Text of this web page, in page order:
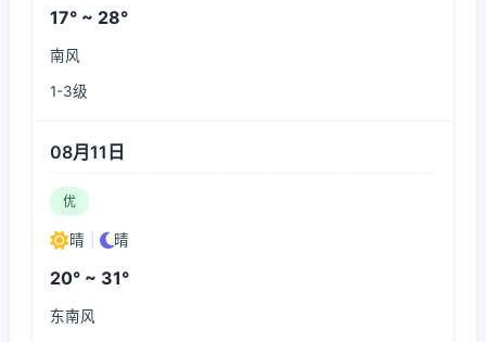
17° ~ 28°
南风
1-3级
08月11日
优
晴 晴
20° ~ 31°
东南风